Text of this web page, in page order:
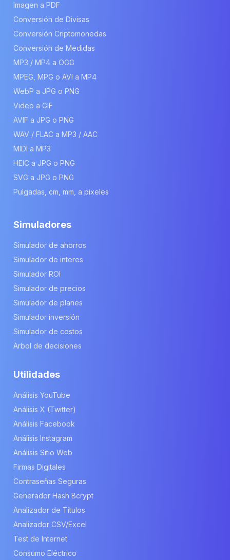
Imagen a PDF
Conversión de Divisas
Conversión Criptomonedas
Conversión de Medidas
MP3 / MP4 a OGG
MPEG, MPG o AVI a MP4
WebP a JPG o PNG
Video a GIF
AVIF a JPG o PNG
WAV / FLAC a MP3 / AAC
MIDI a MP3
HEIC a JPG o PNG
SVG a JPG o PNG
Pulgadas, cm, mm, a pixeles
Simuladores
Simulador de ahorros
Simulador de interes
Simulador ROI
Simulador de precios
Simulador de planes
Simulador inversión
Simulador de costos
Arbol de decisiones
Utilidades
Análisis YouTube
Análisis X (Twitter)
Análisis Facebook
Análisis Instagram
Análisis Sitio Web
Firmas Digitales
Contraseñas Seguras
Generador Hash Bcrypt
Analizador de Títulos
Analizador CSV/Excel
Test de Internet
Consumo Eléctrico